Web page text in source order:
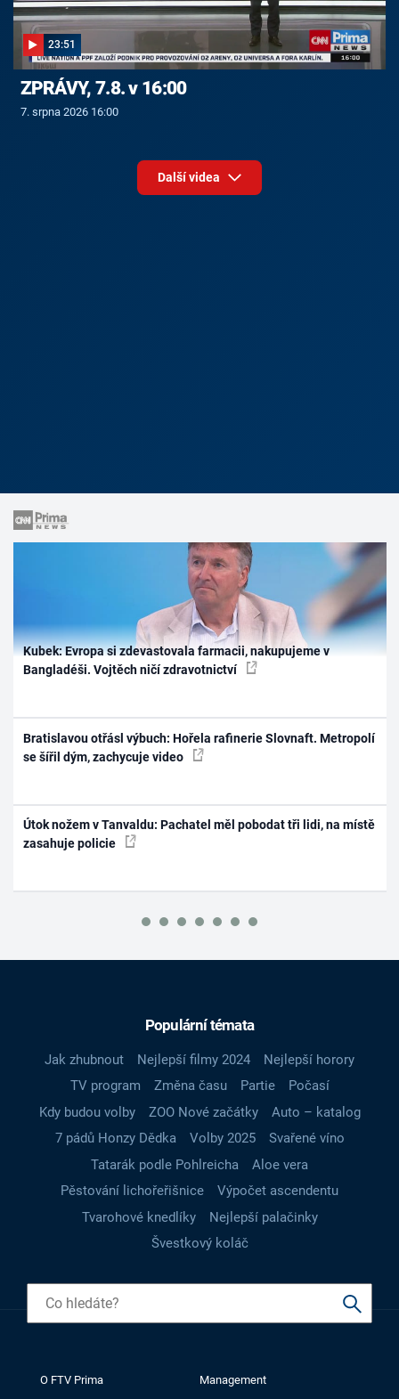
23:51
ZPRÁVY, 7.8. v 16:00
7. srpna 2026 16:00
Další videa
Kubek: Evropa si zdevastovala farmacii, nakupujeme v
Bangladéši. Vojtěch ničí zdravotnictví
Bratislavou otřásl výbuch: Hořela rafinerie Slovnaft. Metropolí
se šířil dým, zachycuje video
Útok nožem v Tanvaldu: Pachatel měl pobodat tři lidi, na místě
zasahuje policie
Populární témata
Jak zhubnout Nejlepší filmy 2024
Nejlepší horory
TV program
Změna času Partie
Počasí
Kdy budou volby
ZOO Nové začátky
Auto – katalog
7 pádů Honzy Dědka
Volby 2025
Svařené víno
Tatarák podle Pohlreicha
Aloe vera
Pěstování lichořeřišnice
Výpočet ascendentu
Tvarohové knedlíky
Nejlepší palačinky
Švestkový koláč
O FTV Prima
Management